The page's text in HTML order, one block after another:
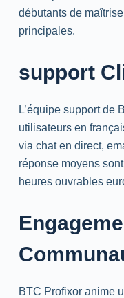
débutants de
principales.
support
L’équipe supportde
utilisateurs en
via chaten direct,
réponse moyens
heures ouvrables
BTC Profixor anime